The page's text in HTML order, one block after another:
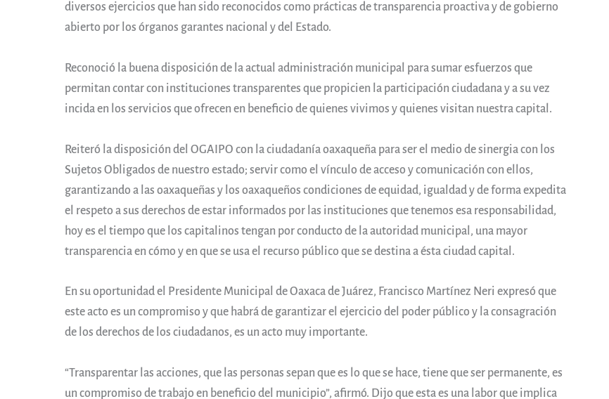
diversos ejercicios que han sido reconocidos como prácticas de transparencia proactiva y de gobierno
abierto por los órganos garantes nacional y del Estado.
Reconoció la buena disposición de la actual administración municipal para sumar esfuerzos que
permitan contar con instituciones transparentes que propicien la participación ciudadana y a su vez
incida en los servicios que ofrecen en beneficio de quienes vivimos y quienes visitan nuestra capital.
Reiteró la disposición del OGAIPO con la ciudadanía oaxaqueña para ser el medio de sinergia con los
Sujetos Obligados de nuestro estado; servir como el vínculo de acceso y comunicación con ellos,
garantizando a las oaxaqueñas y los oaxaqueños condiciones de equidad, igualdad y de forma expedita
el respeto a sus derechos de estar informados por las instituciones que tenemos esa responsabilidad,
hoy es el tiempo que los capitalinos tengan por conducto de la autoridad municipal, una mayor
transparencia en cómo y en que se usa el recurso público que se destina a ésta ciudad capital.
En su oportunidad el Presidente Municipal de Oaxaca de Juárez, Francisco Martínez Neri expresó que
este acto es un compromiso y que habrá de garantizar el ejercicio del poder público y la consagración
de los derechos de los ciudadanos, es un acto muy importante.
“Transparentar las acciones, que las personas sepan que es lo que se hace, tiene que ser permanente, es
un compromiso de trabajo en beneficio del municipio”, afirmó. Dijo que esta es una labor que implica